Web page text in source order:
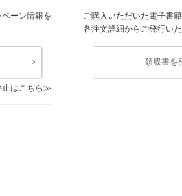
ーン情報を
はこちら
ご購入いただいた電子書
各注文詳細からご発行いた
領収書を